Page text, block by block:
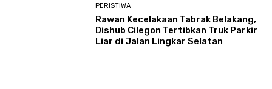
PERISTIWA
Rawan Kecelakaan Tabrak Belakang,
Dishub Cilegon Tertibkan Truk Parkir
Liar di Jalan Lingkar Selatan